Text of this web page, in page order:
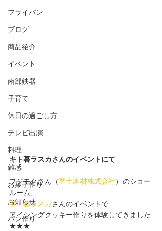
フライパン
ブログ
商品紹介
イベント
南部鉄器
子育て
休日の過ごし方
テレビ出演
料理
雑感
お菓子作り
お知らせ
パン作り
キト暮ラスカさんのイベントにて
フジモクさん（富士木材株式会社）のショー
ルーム、
キト暮ラスカさんのイベントで
アイシングクッキー作りを体験してきました
★★★